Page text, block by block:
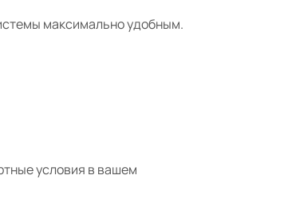
максимально удобным.
условия в вашем